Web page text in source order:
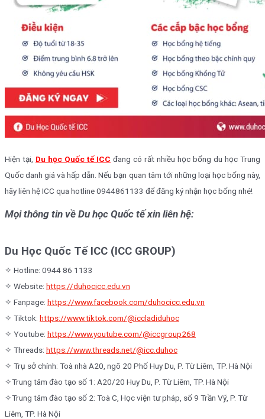
Hiện tại, Du học Quốc tế ICC đang có rất nhiều học bổng du học Trung
Quốc danh giá và hấp dẫn. Nếu bạn quan tâm tới những loại học bổng này,
hãy liên hệ ICC qua hotline 0944861133 để đăng ký nhận học bổng nhé!
Mọi thông tin về Du học Quốc tế xin liên hệ:
Du Học Quốc Tế ICC (ICC GROUP)
✧ Hotline: 0944 86 1133
✧ Website: https://duhocicc.edu.vn
✧ Fanpage: https://www.facebook.com/duhocicc.edu.vn
✧ Tiktok: https://www.tiktok.com/@iccladiduhoc
✧ Youtube: https://www.youtube.com/@iccgroup268
✧ Threads: https://www.threads.net/@icc.duhoc
✧ Trụ sở chính: Toà nhà A20, ngõ 20 Phố Huy Du, P. Từ Liêm, TP. Hà Nội
✧Trung tâm đào tạo số 1: A20/20 Huy Du, P. Từ Liêm, TP. Hà Nội
✧Trung tâm đào tạo số 2: Toà C, Học viện tư pháp, số 9 Trần Vỹ, P. Từ
Liêm, TP. Hà Nội